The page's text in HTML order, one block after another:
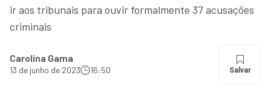
ir aos tribunais para ouvir formalmente 37 acusações
criminais
Carolina Gama
13 de junho de 2023 16:50 Salvar